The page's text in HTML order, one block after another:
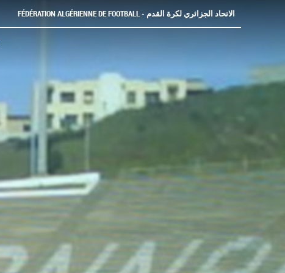
FÉDÉRATION ALGÉRIENNE DE FOOTBALL - الاتحاد الجزائري لكرة القدم